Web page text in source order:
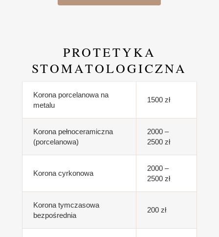
PROTETYKA
STOMATOLOGICZNA
Korona porcelanowa na
metalu
1500 zł
Korona pełnoceramiczna
(porcelanowa)
2000 –
2500 zł
Korona cyrkonowa
2000 –
2500 zł
Korona tymczasowa
bezpośrednia
200 zł